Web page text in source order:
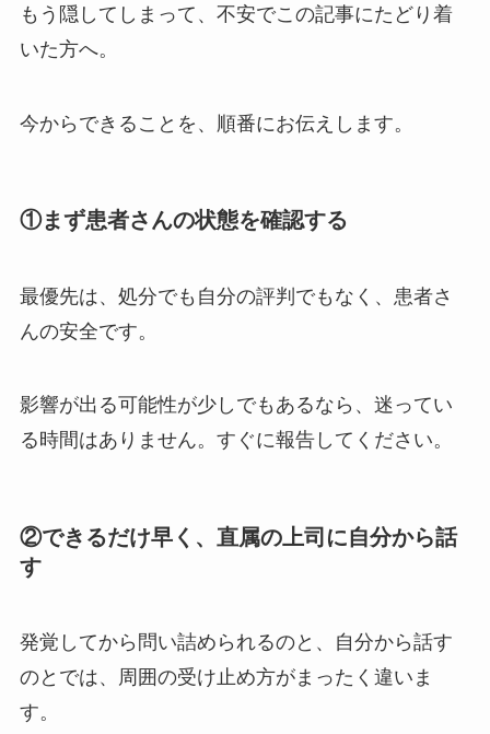
もう隠してしまって、不安でこの記事にたどり着
いた方へ。
今からできることを、順番にお伝えします。
①まず患者さんの状態を確認する
最優先は、処分でも自分の評判でもなく、 患者さ
んの安全です。
影響が出る可能性が少しでもあるなら、迷ってい
る時間はありません。すぐに報告してください。
②できるだけ早く、直属の上司に自分から話
す
発覚してから問い詰められるのと、自分から話す
のとでは、周囲の受け止め方がまったく違いま
す。